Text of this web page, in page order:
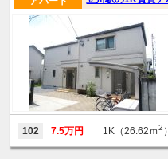
102 7.5万円 1K（26.62ｍ2 ）